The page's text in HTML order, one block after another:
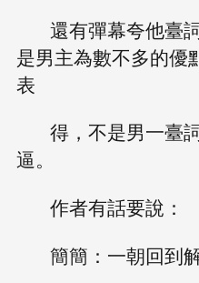
還有彈幕夸他臺
是男主為數不多的優
表
得，不是男一臺
逼。
作者有話要說：
簡簡：一朝回到